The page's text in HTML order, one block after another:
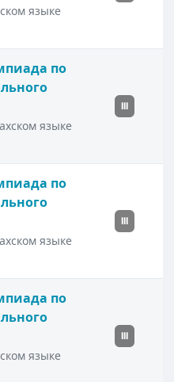
языке
по
языке
III
по
языке
III
по
языке
III